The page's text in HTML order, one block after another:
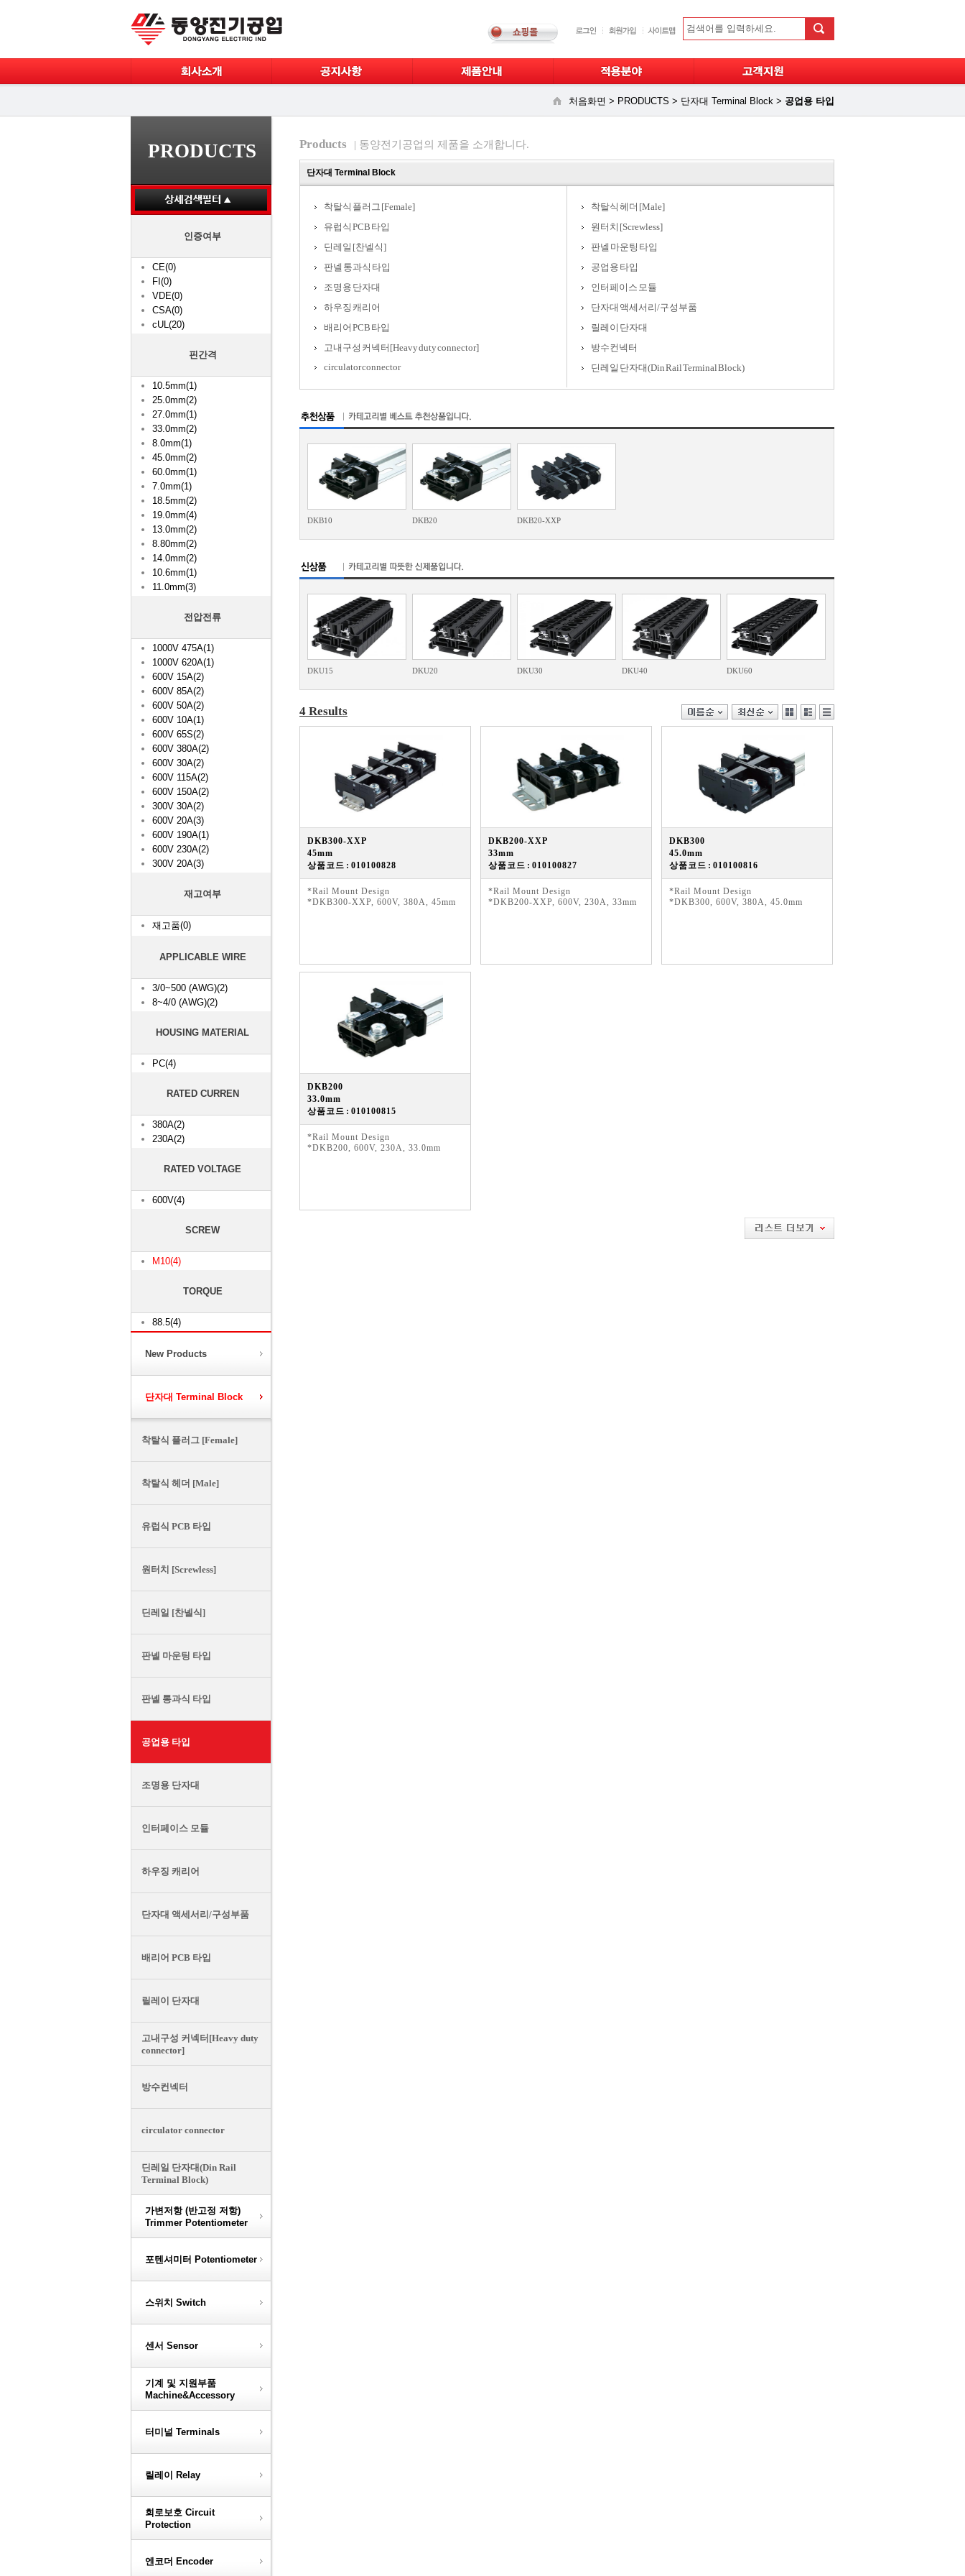
처음화면 > PRODUCTS > 단자대 Terminal Block > 공업용 타입
PRODUCTS
인증여부
CE(0)
FI(0)
VDE(0)
CSA(0)
cUL(20)
핀간격
10.5mm(1)
25.0mm(2)
27.0mm(1)
33.0mm(2)
8.0mm(1)
45.0mm(2)
60.0mm(1)
7.0mm(1)
18.5mm(2)
19.0mm(4)
13.0mm(2)
8.80mm(2)
14.0mm(2)
10.6mm(1)
11.0mm(3)
전압전류
1000V 475A(1)
1000V 620A(1)
600V 15A(2)
600V 85A(2)
600V 50A(2)
600V 10A(1)
600V 65S(2)
600V 380A(2)
600V 30A(2)
600V 115A(2)
600V 150A(2)
300V 30A(2)
600V 20A(3)
600V 190A(1)
600V 230A(2)
300V 20A(3)
재고여부
재고품(0)
APPLICABLE WIRE
3/0~500 (AWG)(2)
8~4/0 (AWG)(2)
HOUSING MATERIAL
PC(4)
RATED CURREN
380A(2)
230A(2)
RATED VOLTAGE
600V(4)
SCREW
M10(4)
TORQUE
88.5(4)
New Products
단자대 Terminal Block
착탈식 플러그 [Female]
착탈식 헤더 [Male]
유럽식 PCB 타입
원터치 [Screwless]
딘레일 [찬넬식]
판넬 마운팅 타입
판넬 통과식 타입
공업용 타입
조명용 단자대
인터페이스 모듈
하우징 캐리어
단자대 액세서리/구성부품
배리어 PCB 타입
릴레이 단자대
고내구성 커넥터[Heavy duty
connector]
방수컨넥터
circulator connector
딘레일 단자대(Din Rail
Terminal Block)
가변저항 (반고정 저항)
Trimmer Potentiometer
포텐셔미터 Potentiometer
스위치 Switch
센서 Sensor
기계 및 지원부품
Machine&Accessory
터미널 Terminals
릴레이 Relay
회로보호 Circuit
Protection
엔코더 Encoder
Products | 동양전기공업의 제품을 소개합니다.
단자대 Terminal Block
착탈식 플러그 [Female]
착탈식 헤더 [Male]
유럽식 PCB 타입
원터치 [Screwless]
딘레일 [찬넬식]
판넬 마운팅 타입
판넬 통과식 타입
공업용 타입
조명용 단자대
인터페이스 모듈
하우징 캐리어
단자대 액세서리/구성부품
배리어 PCB 타입
릴레이 단자대
고내구성 커넥터[Heavy duty connector]
방수컨넥터
circulator connector
딘레일 단자대(Din Rail Terminal Block)
DKB10 DKB20 DKB20-XXP
DKU15 DKU20 DKU30 DKU40 DKU60
4 Results
DKB300-XXP
45mm
상품코드 : 010100828
*Rail Mount Design
*DKB300-XXP, 600V, 380A, 45mm
DKB200-XXP
33mm
상품코드 : 010100827
*Rail Mount Design
*DKB200-XXP, 600V, 230A, 33mm
DKB300
45.0mm
상품코드 : 010100816
*Rail Mount Design
*DKB300, 600V, 380A, 45.0mm
DKB200
33.0mm
상품코드 : 010100815
*Rail Mount Design
*DKB200, 600V, 230A, 33.0mm